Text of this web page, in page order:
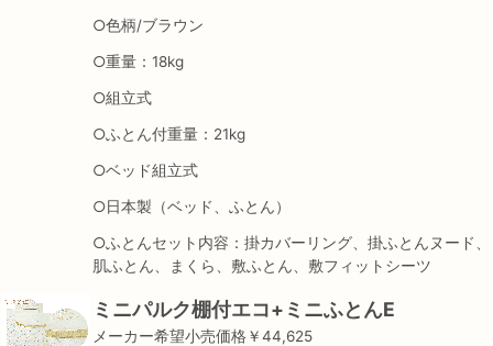
○色柄/ブラウン
○重量：18kg
○組立式
○ふとん付重量：21kg
○ベッド組立式
○日本製（ベッド、ふとん）
○ふとんセット内容：掛カバーリング、掛ふとんヌード、
肌ふとん、まくら、敷ふとん、敷フィットシーツ
ミニパルク棚付エコ+ミニふとんE
メーカー希望小売価格￥44,625